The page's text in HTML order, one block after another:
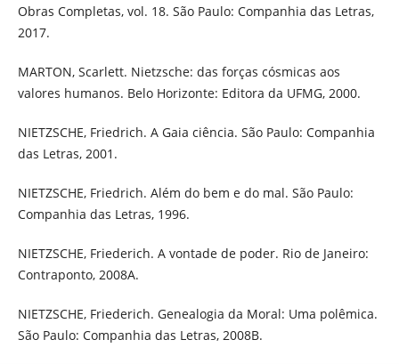
Obras Completas, vol. 18. São Paulo: Companhia das Letras,
2017.
MARTON, Scarlett. Nietzsche: das forças cósmicas aos
valores humanos. Belo Horizonte: Editora da UFMG, 2000.
NIETZSCHE, Friedrich. A Gaia ciência. São Paulo: Companhia
das Letras, 2001.
NIETZSCHE, Friedrich. Além do bem e do mal. São Paulo:
Companhia das Letras, 1996.
NIETZSCHE, Friederich. A vontade de poder. Rio de Janeiro:
Contraponto, 2008A.
NIETZSCHE, Friederich. Genealogia da Moral: Uma polêmica.
São Paulo: Companhia das Letras, 2008B.